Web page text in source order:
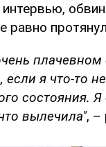
равно
я что-то
состояния.
вылечила", –